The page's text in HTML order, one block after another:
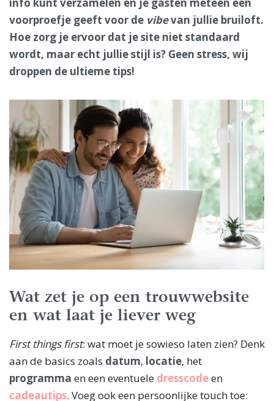
info kunt verzamelen en je gasten meteen een
voorproefje geeft voor de vibevan jullie bruiloft.
Hoe zorg je ervoor dat je site niet standaard
wordt, maar echt jullie stijl is? Geen stress, wij
droppen de ultieme tips!
Wat zet je op een trouwwebsite
en wat laat je liever weg
First things first: wat moet je sowieso laten zien? Denk
aan de basics zoals datum, locatie, het
programma en een eventuele dresscodeen
cadeautips. Voeg ook een persoonlijke touch toe: